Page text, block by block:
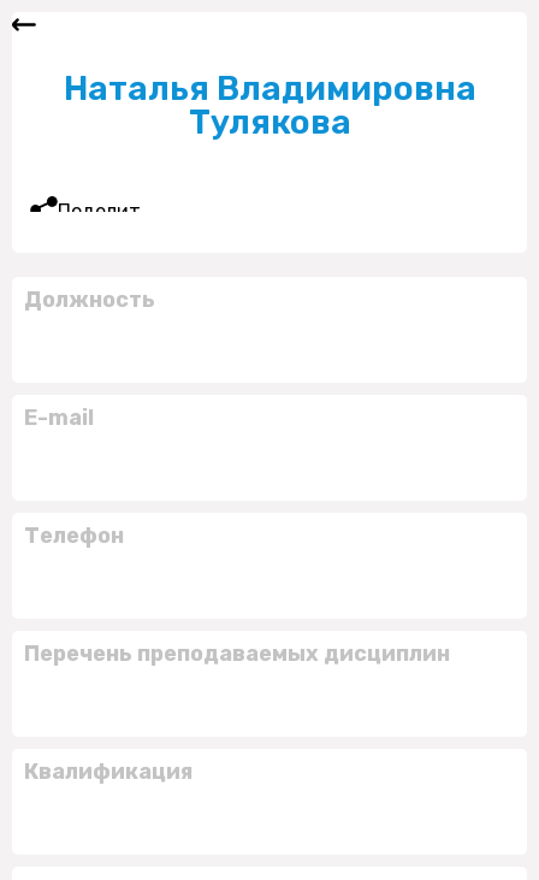
Наталья Владимировна
Тулякова
Поделиться
Должность
E-mail
Телефон
Перечень преподаваемых дисциплин
Квалификация